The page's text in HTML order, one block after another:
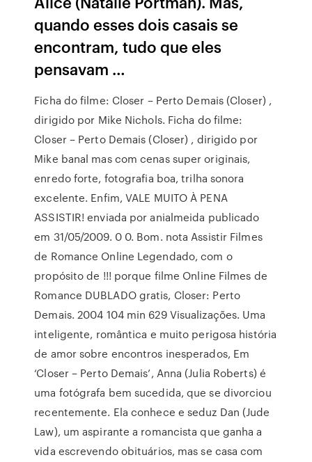
quando esses dois casais se
encontram, tudo que eles
pensavam …
Ficha do filme: Closer – Perto Demais (Closer) ,
dirigido por Mike Nichols. Ficha do filme:
Closer – Perto Demais (Closer) , dirigido por
Mike banal mas com cenas super originais,
enredo forte, fotografia boa, trilha sonora
excelente. Enfim, VALE MUITO À PENA
ASSISTIR! enviada por anialmeida publicado
em 31/05/2009. 0 0. Bom. nota Assistir Filmes
de Romance Online Legendado, com o
propósito de !!! porque filme Online Filmes de
Romance DUBLADO gratis, Closer: Perto
Demais. 2004 104 min 629 Visualizações. Uma
inteligente, romântica e muito perigosa história
de amor sobre encontros inesperados, Em
‘Closer – Perto Demais’, Anna (Julia Roberts) é
uma fotógrafa bem sucedida, que se divorciou
recentemente. Ela conhece e seduz Dan (Jude
Law), um aspirante a romancista que ganha a
vida escrevendo obituários, mas se casa com